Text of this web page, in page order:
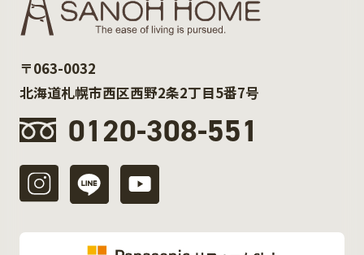
〒063-0032
北海道札幌市西区西野2条2丁目5番7号
0120-308-551